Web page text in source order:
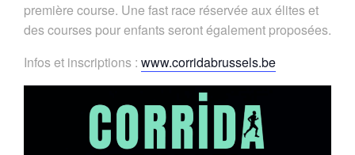
première course. Une fast race réservée aux élites et
des courses pour enfants seront également proposées.
Infos et inscriptions : www.corridabrussels.be